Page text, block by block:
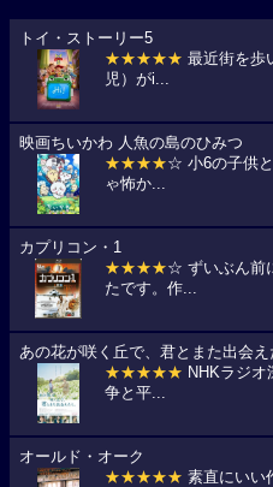
トイ・ストーリー5
★★★★★ 最近街を歩
児）がi...
映画ちいかわ 人魚の島のひみつ
★★★★☆ 小6の子供
ゃ怖か...
カプリコン・1
★★★★☆ ずいぶん前
たです。作...
あの花が咲く丘で、君とまた出会え
★★★★★ NHKラジ
争と平...
オールド・オーク
★★★★★ 素直にいい